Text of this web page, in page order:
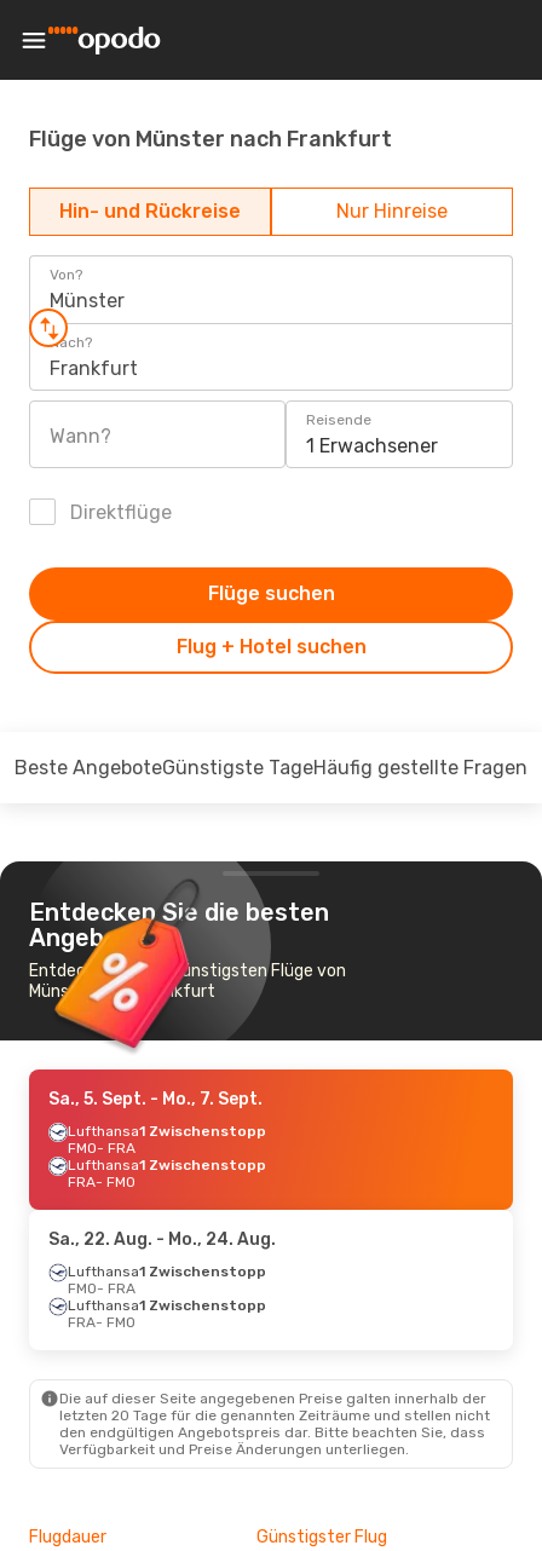
Flüge von Münster nach Frankfurt
Hin- und Rückreise Nur Hinreise
Von?
Münster
Nach?
Frankfurt
Wann?
Reisende
1 Erwachsener
Direktflüge
Flug + Hotel suchen
Flüge suchen
Beste AngeboteGünstigste TageHäufig gestellte Fragen
Entdecken Sie die besten
Angebote
Entdecken Sie die günstigsten Flüge von
Münster nach Frankfurt
Sa., 5. Sept. - Mo., 7. Sept.
Lufthansa1 Zwischenstopp
FMO- FRA
Lufthansa1 Zwischenstopp
FRA- FMO
Sa., 22. Aug. - Mo., 24. Aug.
Lufthansa1 Zwischenstopp
FMO- FRA
Lufthansa1 Zwischenstopp
FRA- FMO
Die auf dieser Seite angegebenen Preise galten innerhalb der
letzten 20 Tage für die genannten Zeiträume und stellen nicht
den endgültigen Angebotspreis dar. Bitte beachten Sie, dass
Verfügbarkeit und Preise Änderungen unterliegen.
Flugdauer Günstigster Flug